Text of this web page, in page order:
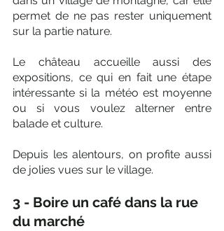
permet de ne pas rester uniquement
sur la partie nature.
Le château accueille aussi des
expositions, ce qui en fait une étape
intéressante si la météo est moyenne
ou si vous voulez alterner entre
balade et culture.
Depuis les alentours, on profite aussi
de jolies vues sur le village.
3 - Boire un café dans la rue
du marché